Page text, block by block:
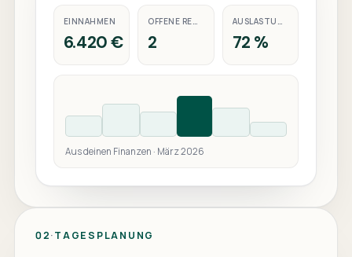
EINNAHMEN
6.420 €
OFFENE RECHNUNGEN
2
AUSLASTUNG
72 %
Aus deinen Finanzen · März 2026
02·TAGESPLANUNG